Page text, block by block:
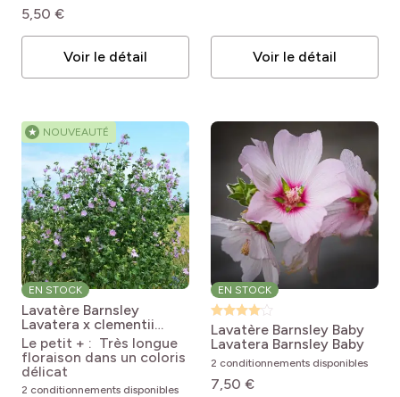
5,50 €
Voir le détail Voir le détail
★ NOUVEAUTÉ
EN STOCK
Lavatère Barnsley
Lavatera x clementii
Barnsley
Le petit + : Très longue
floraison dans un coloris
délicat
2 conditionnements disponibles
EN STOCK
Lavatère Barnsley Baby
Lavatera Barnsley Baby
2 conditionnements disponibles
7,50 €